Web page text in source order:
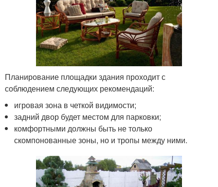
Планирование площадки здания проходит с
соблюдением следующих рекомендаций:
игровая зона в четкой видимости;
задний двор будет местом для парковки;
комфортными должны быть не только
скомпонованные зоны, но и тропы между ними.